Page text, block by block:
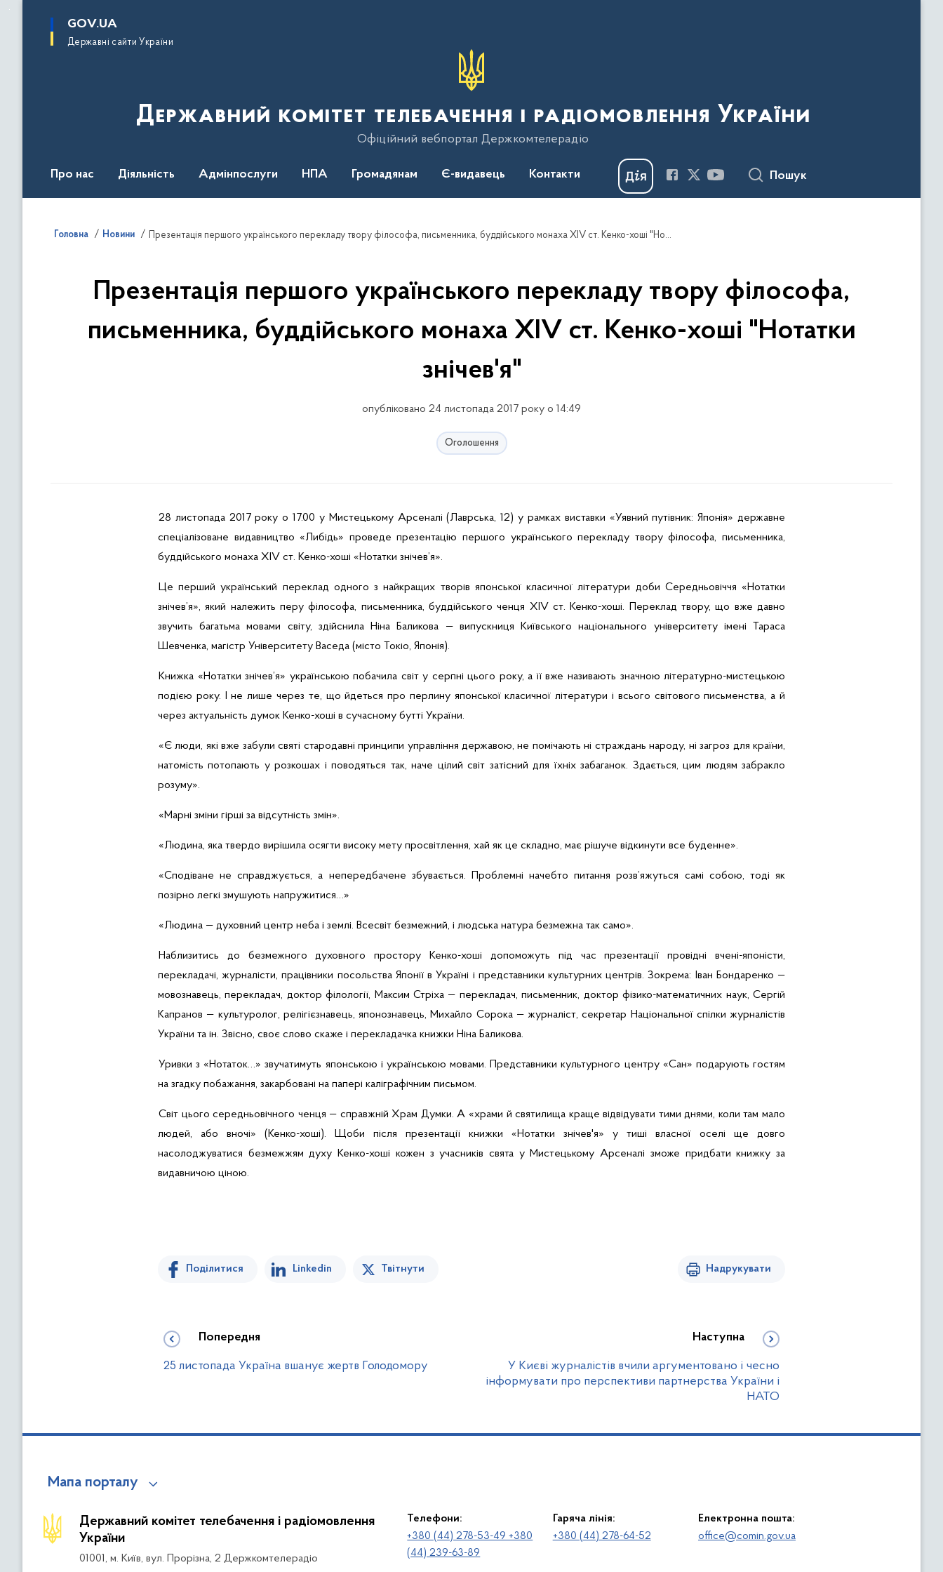
основного
GOV.UA
Державні сайти України
Державний комітет телебачення і радіомовлення України
Офіційний вебпортал Держкомтелерадіо
Про нас Діяльність Адмінпослуги НПА Громадянам Є-видавець Контакти Пошук
Головна Новини Презентація першого українського перекладу твору філософа, письменника, буддійського монаха XIV ст. Кенко-хоші "Нотатки знічев'я"
Презентація першого українського перекладу твору філософа,
письменника, буддійського монаха XIV ст. Кенко-хоші "Нотатки
знічев'я"
опубліковано 24 листопада 2017 року о 14:49
Оголошення
28 листопада 2017 року о 17.00 у Мистецькому Арсеналі (Лаврська, 12) у рамках виставки «Уявний путівник: Японія» державне
спеціалізоване видавництво «Либідь» проведе презентацію першого українського перекладу твору філософа, письменника,
буддійського монаха XIV ст. Кенко-хоші «Нотатки знічев’я».
Це перший український переклад одного з найкращих творів японської класичної літератури доби Середньовіччя «Нотатки
знічев’я», який належить перу філософа, письменника, буддійського ченця ХІ V ст. Кенко-хоші. Переклад твору, що вже давно
звучить багатьма мовами світу, здійснила Ніна Баликова — випускниця Київського національного університету імені Тараса
Шевченка, магістр Університету Васеда (місто Токіо, Японія).
Книжка «Нотатки знічев’я» українською побачила світ у серпні цього року, а її вже називають значною літературно-мистецькою
подією року. І не лише через те, що йдеться про перлину японської класичної літератури і всього світового письменства, а й
через актуальність думок Кенко-хоші в сучасному бутті України.
«Є люди, які вже забули святі стародавні принципи управління державою, не помічають ні страждань народу, ні загроз для країни,
натомість потопають урозкошах і поводяться так, наче цілий світ затісний для їхніх забаганок. Здається, цим людям забракло
розуму».
«Марні зміни гірші за відсутність змін».
«Людина, яка твердо вирішила осягти високу мету просвітлення, хай як це складно, має рішуче відкинути все буденне».
«Сподіване не справджується, а непередбачене збувається. Проблемні начебто питаннярозв’яжуться самі собою, тоді як
позірно легкі змушують напружитися…»
«Людина — духовний центр неба і землі. Всесвіт безмежний, і людська натура безмежна так само».
Наблизитись до безмежного духовного простору Кенко-хоші допоможуть під час презентації провідні вчені-японісти,
перекладачі, журналісти, працівники посольства Японії в Україні і представники культурних центрів. Зокрема: Іван Бондаренко —
мовознавець, перекладач, доктор філології, Максим Стріха — перекладач, письменник, доктор фізико-математичних наук, Сергій
Капранов — культуролог, релігієзнавець, японознавець, Михайло Сорока — журналіст, секретар Національної спілки журналістів
України та ін. Звісно, своє слово скаже і перекладачка книжки Ніна Баликова.
Уривки з «Нотаток…» звучатимуть японською і українською мовами. Представники культурного центру «Сан» подарують гостям
на згадку побажання, закарбовані на папері каліграфічним письмом.
Світ цього середньовічного ченця — справжній Храм Думки. А «храми й святилища краще відвідувати тими днями, коли там мало
людей, або вночі» ( Кенко-хоші).
Щоби після презентації книжки «Нотатки знічев'я» у тиші власної оселі ще довго
насолоджуватися безмежжям духу
Кенко-хоші кожен з учасників свята у Мистецькому Арсеналі зможе придбати книжку за
видавничою ціною.
Поділитися Linkedin Твітнути Надрукувати
Попередня
25 листопада Україна вшанує жертв Голодомору
Наступна
У Києві журналістів вчили аргументовано і чесно
інформувати про перспективи партнерства України і
НАТО
Мапа порталу
Державний комітет телебачення і радіомовлення
України
01001, м. Київ, вул. Прорізна, 2 Держкомтелерадіо
Телефони:
+380 (44) 278-53-49 +380
(44) 239-63-89
Гаряча лінія:
+380 (44) 278-64-52
Електронна пошта:
office@comin.gov.ua